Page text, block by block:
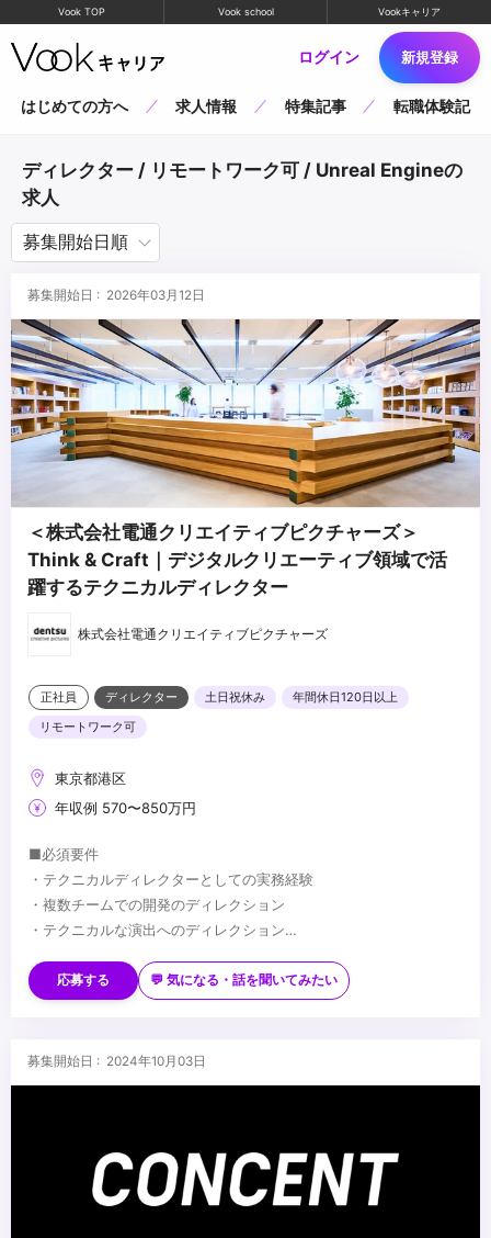
Vook TOP Vook school Vookキャリア
ログイン 新規登録
はじめての方へ 求人情報 特集記事 転職体験記
ディレクター / リモートワーク可 / Unreal Engineの
求人
募集開始日 : 2026年03月12日
＜株式会社電通クリエイティブピクチャーズ＞
Think & Craft｜デジタルクリエーティブ領域で活
躍するテクニカルディレクター
株式会社電通クリエイティブピクチャーズ
正社員 ディレクター 土日祝休み
年間休日120日以上
リモートワーク可
東京都港区
年収例 570〜850万円
■必須要件
・テクニカルディレクターとしての実務経験
・複数チームでの開発のディレクション
・テクニカルな演出へのディレクション
ンテンツのディレクション
・リアルタイム3DCG表現への基本的な理解
・機械学習やAIを使った開発/ディレクション
・iOS/Androidのネイティブアプリの開発/ディレクション
...
応募する 💬 気になる・話を聞いてみたい
募集開始日 : 2024年10月03日